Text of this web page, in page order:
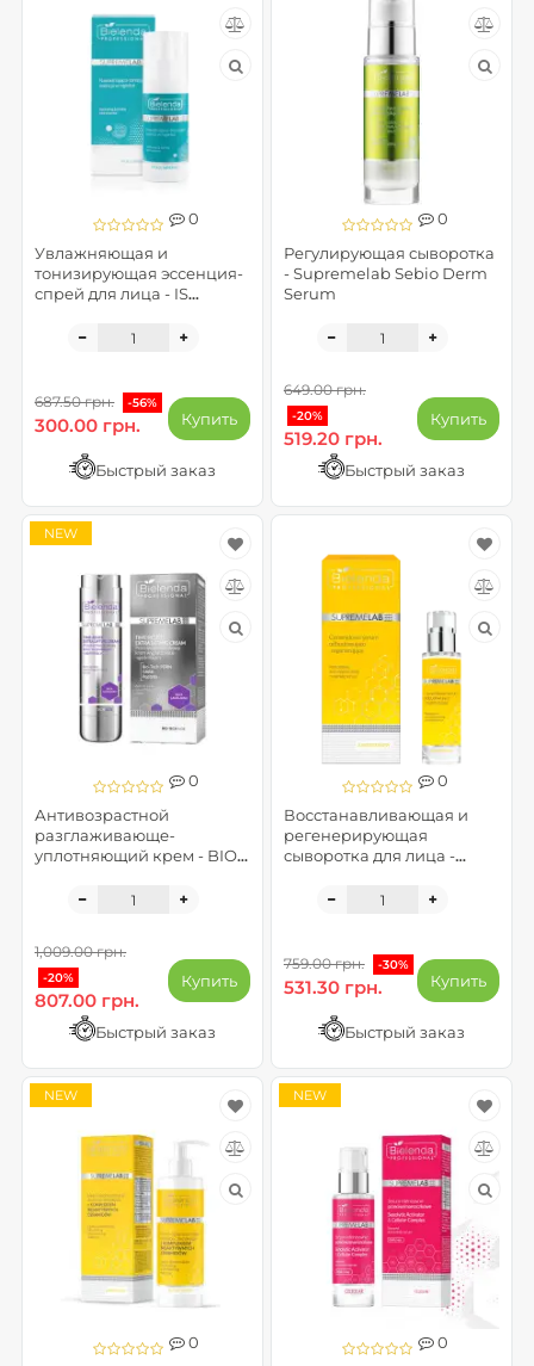
0
Увлажняющая и
тонизирующая эссенция-
спрей для лица - IS
Minerals (без упаковки)
687.50 грн. -56%
300.00 грн. Купить
Быстрый заказ
0
Регулирующая сыворотка
- Supremelab Sebio Derm
Serum
649.00 грн.
-20%
519.20 грн.
Купить
Быстрый заказ
0
Антивозрастной
разглаживающе-
уплотняющий крем - BIO-
NEW
1,009.00 грн.
-20%
807.00 грн.
Купить
Быстрый заказ
0
Восстанавливающая и
регенерирующая
сыворотка для лица -
Renew Restorative And
759.00 грн. -30%
531.30 грн. Купить
Быстрый заказ
0
NEW
0
NEW